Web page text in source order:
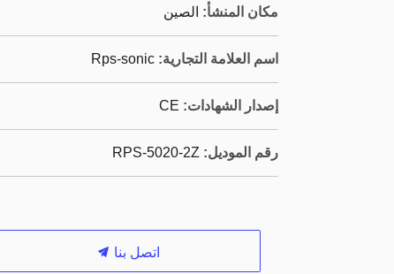
مكان المنشأ: الصين
اسم العلامة التجارية: Rps-sonic
إصدار الشهادات: CE
رقم الموديل: RPS-5020-2Z
اتصل بنا